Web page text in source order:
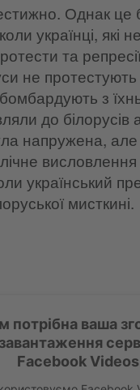
Однак це
українці, які
та
не
з
до білорусів
напружена,
висловлення
український
мисткині.
потрібна ваша
завантаження
Facebook